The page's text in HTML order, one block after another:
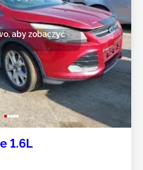
aby zobaczyć
1.6L